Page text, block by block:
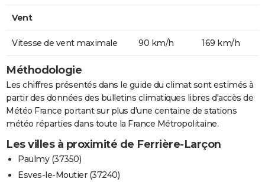
Vent
Vitesse de vent maximale 90 km/h 169 km/h
Méthodologie
Les chiffres présentés dans le guide du climat sont estimés à
partir des données des bulletins climatiques libres d'accès de
Météo France portant sur plus d'une centaine de stations
météo réparties dans toute la France Métropolitaine.
Les villes à proximité de Ferrière-Larçon
Paulmy (37350)
Esves-le-Moutier (37240)